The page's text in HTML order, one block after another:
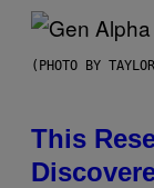
(PHOTO BY
This